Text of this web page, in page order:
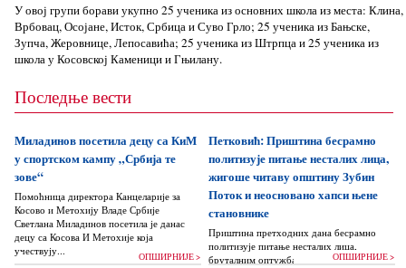
У овој групи борави укупно 25 ученика из основних школа из места: Клина,
Врбовац, Осојане, Исток, Србица и Суво Грло; 25 ученика из Бањске,
Зупча, Жеровнице, Лепосавића; 25 ученика из Штрпца и 25 ученика из
школа у Косовској Каменици и Гњилану.
Последње вести
Миладинов посетила децу са КиМ
у спортском кампу „Србија те
зове“
Помоћница директора Канцеларије за
Косово и Метохију Владе Србије
Светлана Миладинов посетила је данас
децу са Косова И Метохије која
учествују...
ОПШИРНИЈЕ >
Петковић: Приштина бесрамно
политизује питање несталих лица,
жигоше читаву општину Зубин
Поток и неосновано хапси њене
становнике
Приштина претходних дана бесрамно
политизује питање несталих лица,
бруталним оптужбама на рачун Београда
ОПШИРНИЈЕ >